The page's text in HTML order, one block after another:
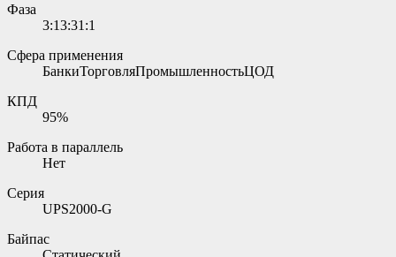
Фаза
3:13:31:1
Сфера применения
БанкиТорговляПромышленностьЦОД
КПД
95%
Работа в параллель
Нет
Серия
UPS2000-G
Байпас